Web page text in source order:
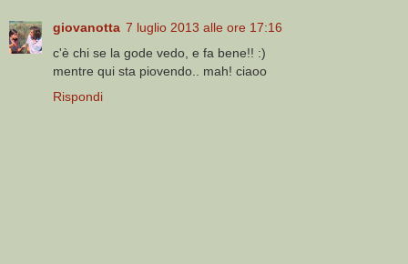
giovanotta 7 luglio 2013 alle ore 17:16
c'è chi se la gode vedo, e fa bene!! :)
mentre qui sta piovendo.. mah! ciaoo
Rispondi